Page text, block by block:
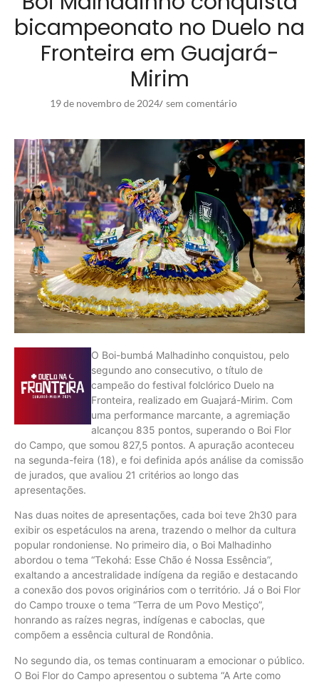
bicampeonato no Duelo na
Fronteira em Guajará-
Mirim
19 de novembro de 2024/ sem comentário
O Boi-bumbá Malhadinho conquistou, pelo
segundo ano consecutivo, o título de
campeão do festival folclórico Duelo na
Fronteira, realizado em Guajará-Mirim. Com
uma performance marcante, a agremiação
alcançou 835 pontos, superando o Boi Flor
do Campo, que somou 827,5 pontos. A apuração aconteceu
na segunda-feira (18), e foi definida após análise da comissão
de jurados, que avaliou 21 critérios ao longo das
apresentações.
Nas duas noites de apresentações, cada boi teve 2h30 para
exibir os espetáculos na arena, trazendo o melhor da cultura
popular rondoniense. No primeiro dia, o Boi Malhadinho
abordou o tema “Tekohá: Esse Chão é Nossa Essência”,
exaltando a ancestralidade indígena da região e destacando
a conexão dos povos originários com o território. Já o Boi Flor
do Campo trouxe o tema “Terra de um Povo Mestiço”,
honrando as raízes negras, indígenas e caboclas, que
compõem a essência cultural de Rondônia.
No segundo dia, os temas continuaram a emocionar o público.
O Boi Flor do Campo apresentou o subtema “A Arte como